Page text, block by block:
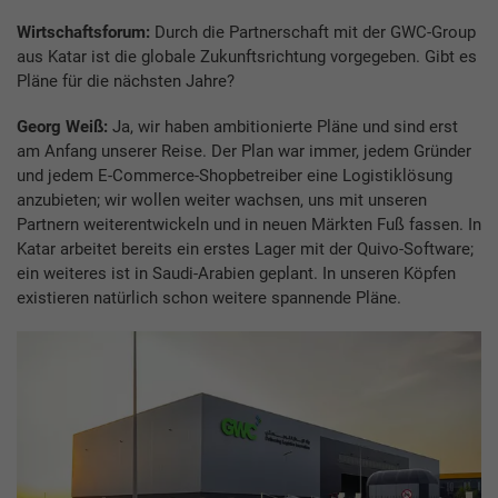
Wirtschaftsforum: Durch die Partnerschaft mit der GWC-Group
aus Katar ist die globale Zukunftsrichtung vorgegeben. Gibt es
Pläne für die nächsten Jahre?
Georg Weiß: Ja, wir haben ambitionierte Pläne und sind erst
am Anfang unserer Reise. Der Plan war immer, jedem Gründer
und jedem E-Commerce-Shopbetreiber eine Logistiklösung
anzubieten; wir wollen weiter wachsen, uns mit unseren
Partnern weiterentwickeln und in neuen Märkten Fuß fassen. In
Katar arbeitet bereits ein erstes Lager mit der Quivo-Software;
ein weiteres ist in Saudi-Arabien geplant. In unseren Köpfen
existieren natürlich schon weitere spannende Pläne.